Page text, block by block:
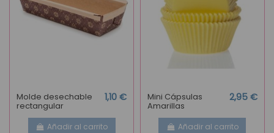
Molde desechable
rectangular
1,10 €
Añadir al carrito
Mini Cápsulas
Amarillas
2,95 €
Añadir al carrito